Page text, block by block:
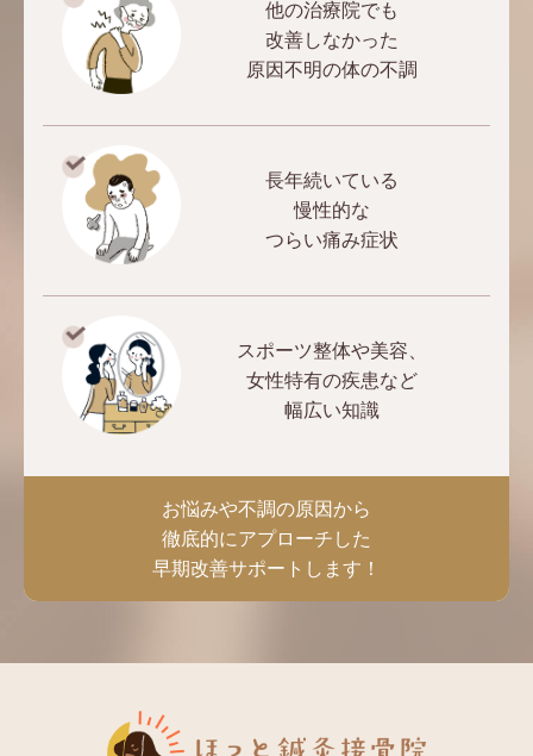
他の治療院でも
改善しなかった
原因不明の体の不調
長年続いている
慢性的な
つらい痛み症状
スポーツ整体や美容、
女性特有の疾患など
幅広い知識
お悩みや不調の原因から
徹底的にアプローチした
早期改善サポートします！